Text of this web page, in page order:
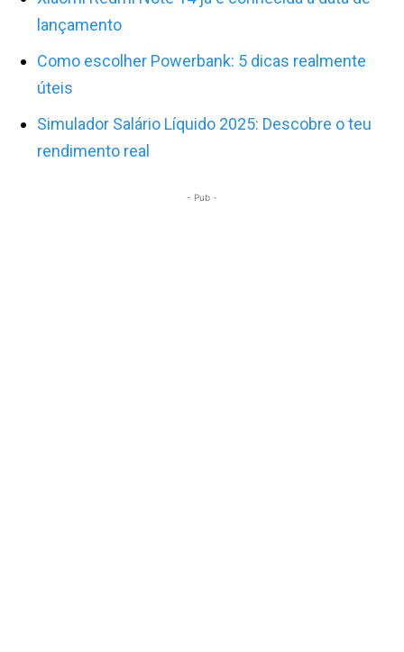
lançamento
Como escolher Powerbank: 5 dicas realmente
úteis
Simulador Salário Líquido 2025: Descobre o teu
rendimento real
- Pub -